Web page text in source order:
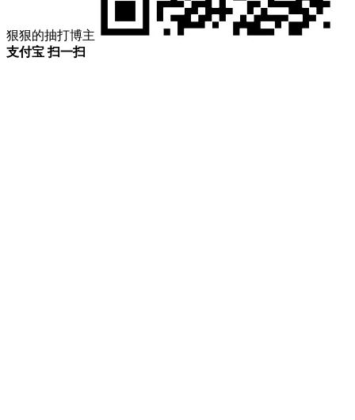
狠狠的抽打博主
支付宝 扫一扫